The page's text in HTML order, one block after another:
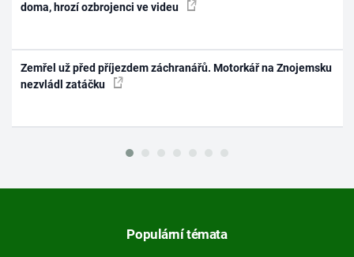
doma, hrozí ozbrojenci ve videu
Zemřel už před příjezdem záchranářů. Motorkář na Znojemsku
nezvládl zatáčku
Populární témata